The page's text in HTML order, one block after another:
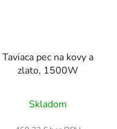
Taviaca pec na kovy a
zlato, 1500W
Skladom